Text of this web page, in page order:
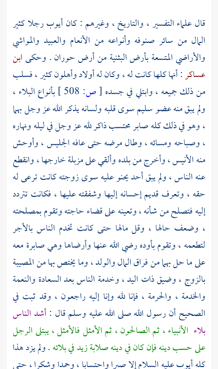
قال علماء التفسير ، والتاريخ ، وغيرهم : كانأيوبرجلا كثير
المال من سائر صنوفه وأنواعه من الأنعام والعبيد والمواشي
والأراضي المتسعة بأرضالبثنيةمن أرضحوران. وحكىابن
عساكر: أنها كلها كانت له ، وكان له أولاد وأهلون كثير ، فسلب
من ذلك جميعه ، وابتلي في جسده [ص:
بأنواع البلاء ،
ولم يبق منه عضو سليم سوى قلبه ولسانه يذكر الله عز وجل بهما
، وهو في ذلك كله صابر محتسب ذاكر لله عز وجل في ليله ونهاره
، وصباحه ومسائه ، وطال مرضه حتى عافه الجليس ، وأوحش
منه الأنيس ، وأخرج من بلده وألقي على مزبلة خارجها ، وانقطع
عنه الناس ، ولم يبق أحد يحنو عليه سوى زوجته كانت ترعى له
حقه ، وتعرف قديم إحسانه إليها وشفقته عليها ، فكانت تتردد
إليه فتصلح من شأنه ، وتعينه على قضاء حاجته وتقوم بمصلحته
، وضعف حالها ، وقل مالها حتى كانت تخدم الناس بالأجر
لتطعمه ، وتقوم بأوده رضي الله عنها وأرضاها وهي صابرة معه
على ما حل بهما من فراق المال والولد ، وما يختص بها من المصيبة
بالزوج ، وضيق ذات اليد ، وخدمة الناس بعد السعادة والنعمة
والخدمة ، والحرمة ، فإنا لله وإنا إليه راجعون ، وقد ثبت في
الصحيح أن رسول الله صلى الله عليه وسلم قال :أشد الناس
بلاء الأنبياء ، ثم الصالحون ، ثم الأمثل فالأمثل ، يبتلى الرجل
على حسب دينه فإن كان في دينه صلابة زيد في بلائه. ولم يزد هذا
كلهأيوبعليه السلام إلا صبرا واحتسابا ، وحمدا وشكرا ، حتى